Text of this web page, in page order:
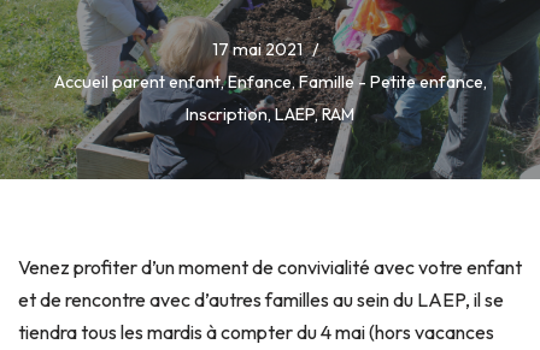
17 mai 2021
Accueil parent enfant,Enfance,Famille - Petite enfance,
Inscription,LAEP,RAM
Venez profiter d’un moment de convivialité avec votre enfant
et de rencontre avec d’autres familles au sein du LAEP, il se
tiendra tous les mardis à compter du 4 mai (hors vacances